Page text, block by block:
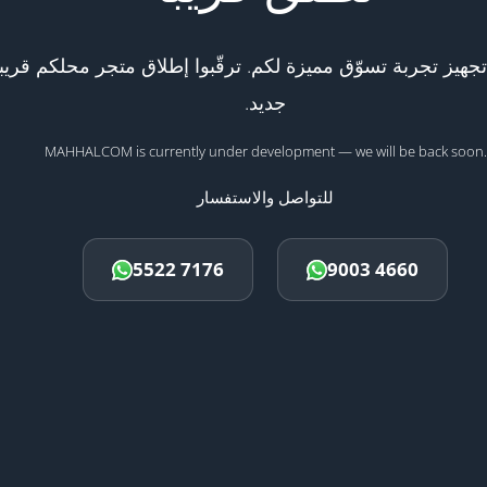
تجربة تسوّق مميزة لكم. ترقّبوا إطلاق متجر محلكم
جديد.
MAHHALCOM is currently under development — we will be back soon.
للتواصل والاستفسار
5522 7176 9003 4660